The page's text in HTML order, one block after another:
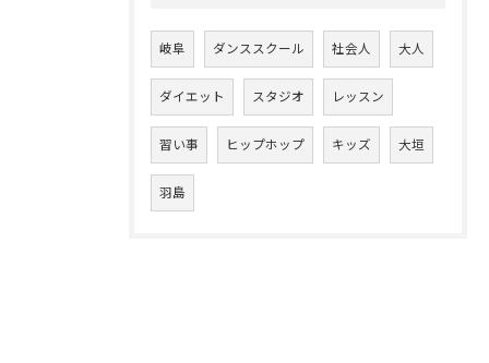
岐阜 ダンススクール 社会人 大人
ダイエット スタジオ レッスン
習い事 ヒップホップ キッズ 大垣
羽島